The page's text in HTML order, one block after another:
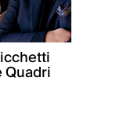
Quadri